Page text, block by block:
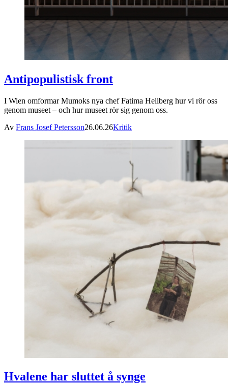
Antipopulistisk front
I Wien omformar Mumoks nya chef Fatima Hellberg hur vi rör oss
genom museet – och hur museet rör sig genom oss.
Av Frans Josef Petersson26.06.26Kritik
Hvalene har sluttet å synge